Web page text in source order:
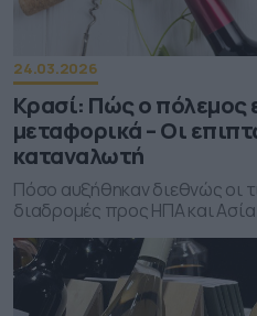
24.03.2026
Κρασί: Πώς ο πόλεμος
μεταφορικά – Οι
καταναλωτή
Πόσο αυξήθηκαν διεθνώς οι
διαδρομές προς ΗΠΑ και Ασία